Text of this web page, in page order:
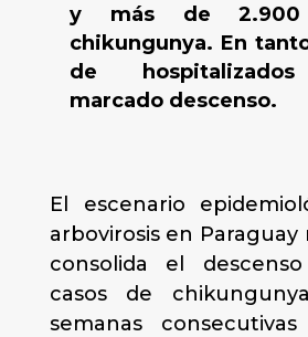
y más de 2.900
chikungunya. En
de
marcado descenso.
El escenario
arbovirosis en Paraguay
consolida el
casos de
semanas